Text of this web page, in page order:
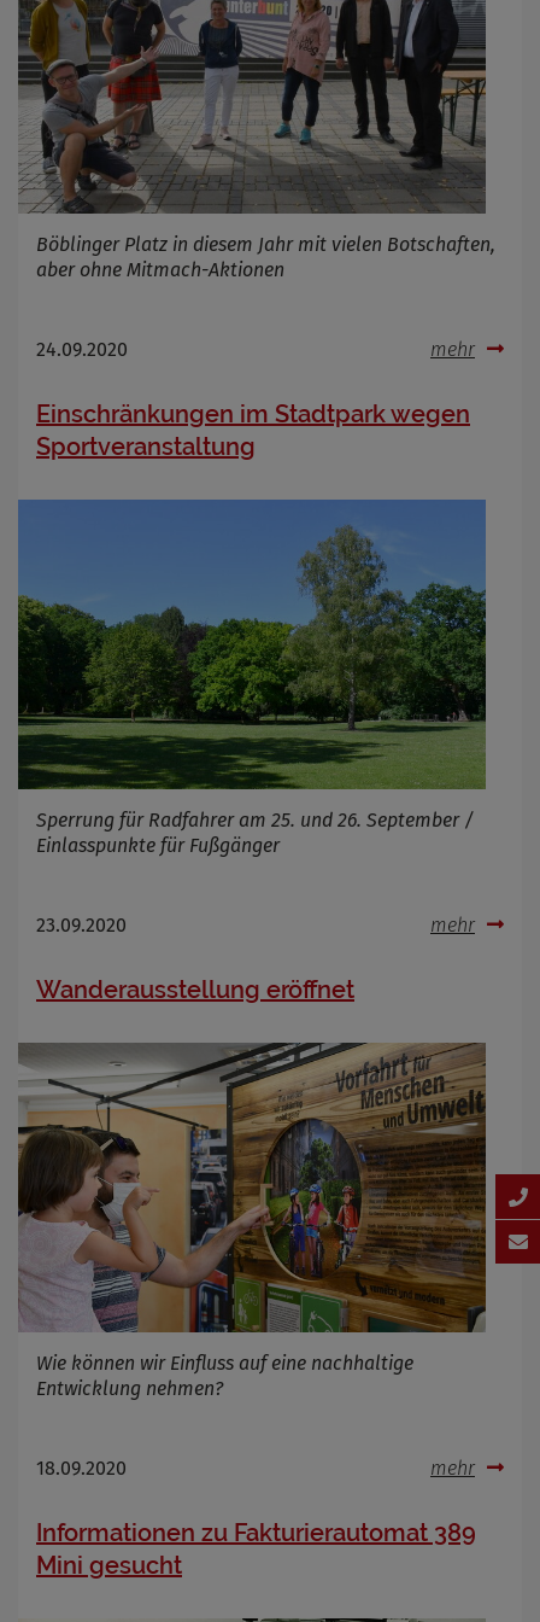
Böblinger Platz in diesem Jahr mit vielen Botschaften,
aber ohne Mitmach-Aktionen
24.09.2020 mehr
Einschränkungen im Stadtpark wegen
Sportveranstaltung
Sperrung für Radfahrer am 25. und 26. September /
Einlasspunkte für Fußgänger
23.09.2020 mehr
Wanderausstellung eröffnet
Wie können wir Einfluss auf eine nachhaltige
Entwicklung nehmen?
18.09.2020 mehr
Informationen zu Fakturierautomat 389
Mini gesucht